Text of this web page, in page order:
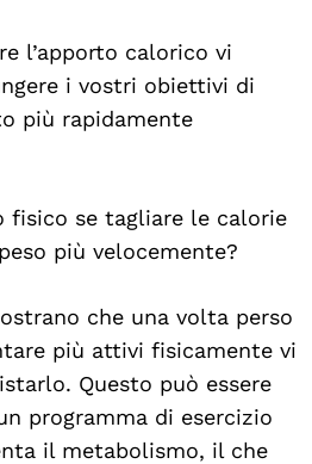
l’apporto calorico vi
i vostri obiettivi di
più rapidamente
fisico se tagliare le calorie
più velocemente?
che una volta perso
più attivi fisicamente vi
Questo può essere
programma di esercizio
il metabolismo, il che